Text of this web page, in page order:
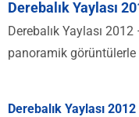
Derebalık Yaylası
Derebalık Yaylası
panoramik
Derebalık Yaylası